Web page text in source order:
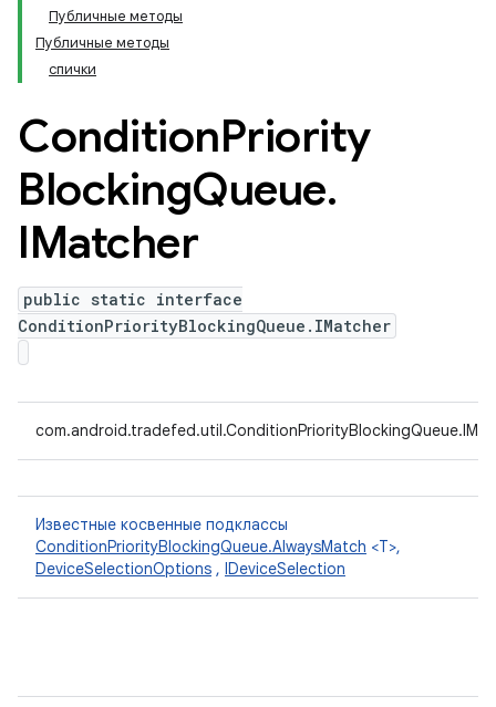
Публичные методы
Публичные методы
спички
ConditionPriority
BlockingQueue.
IMatcher
public static interface
ConditionPriorityBlockingQueue.IMatcher
Известные косвенные подклассы
ConditionPriorityBlockingQueue.AlwaysMatch <T>,
DeviceSelectionOptions , IDeviceSelection